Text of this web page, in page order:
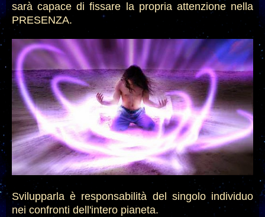
sarà capace di fissare la propria attenzione nella
PRESENZA.
Svilupparlaè responsabilità del singolo individuo
nei confronti dell'intero pianeta.